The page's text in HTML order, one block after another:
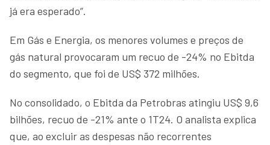
já era esperado”.
Em Gás e Energia, os menores volumes e preços de
gás natural provocaram um recuo de -24% no Ebitda
do segmento, que foi de US$ 372 milhões.
No consolidado, o Ebitda da Petrobras atingiu US$ 9,6
bilhões, recuo de -21% ante o 1T24. O analista explica
que, ao excluir as despesas não recorrentes